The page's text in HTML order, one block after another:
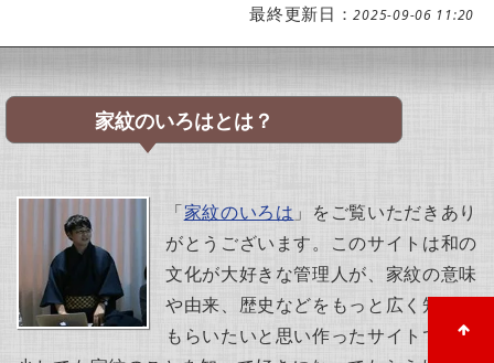
最終更新日：2025-09-06 11:20
家紋のいろはとは？
「家紋のいろは 」をご覧いただきあり
がとうございます。このサイトは和の
文化が大好きな管理人が、家紋の意味
や由来、歴史などをもっと広く知って
もらいたいと思い作ったサイトです。